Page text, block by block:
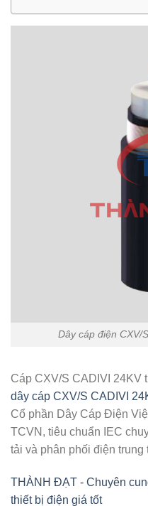
Dây cáp điện CXV/
Cáp CXV/S CADIVI 24KV
dây cáp CXV/S CADIVI
Cổ phần Dây Cáp Điện
TCVN, tiêu chuẩn IEC
tải và phân phối điện trung
THÀNH ĐẠT - Chuyên
thiết bị điện giá tốt